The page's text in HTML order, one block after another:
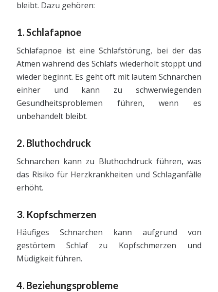
bleibt. Dazu gehören:
1. Schlafapnoe
Schlafapnoe ist eine Schlafstörung, bei der das
Atmen während des Schlafs wiederholt stoppt und
wieder beginnt. Es geht oft mit lautem Schnarchen
einher und kann zu schwerwiegenden
Gesundheitsproblemen führen, wenn es
unbehandelt bleibt.
2. Bluthochdruck
Schnarchen kann zu Bluthochdruck führen, was
das Risiko für Herzkrankheiten und Schlaganfälle
erhöht.
3. Kopfschmerzen
Häufiges Schnarchen kann aufgrund von
gestörtem Schlaf zu Kopfschmerzen und
Müdigkeit führen.
4. Beziehungsprobleme